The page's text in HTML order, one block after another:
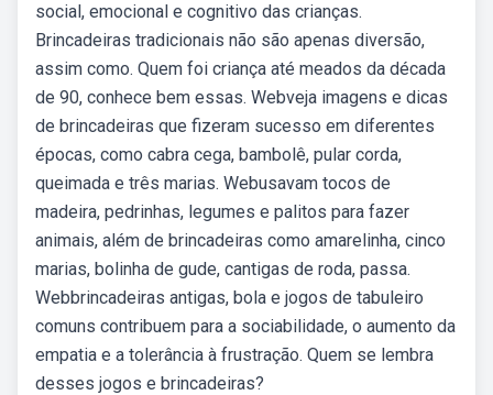
social, emocional e cognitivo das crianças.
Brincadeiras tradicionais não são apenas diversão,
assim como. Quem foi criança até meados da década
de 90, conhece bem essas. Webveja imagens e dicas
de brincadeiras que fizeram sucesso em diferentes
épocas, como cabra cega, bambolê, pular corda,
queimada e três marias. Webusavam tocos de
madeira, pedrinhas, legumes e palitos para fazer
animais, além de brincadeiras como amarelinha, cinco
marias, bolinha de gude, cantigas de roda, passa.
Webbrincadeiras antigas, bola e jogos de tabuleiro
comuns contribuem para a sociabilidade, o aumento da
empatia e a tolerância à frustração. Quem se lembra
desses jogos e brincadeiras?